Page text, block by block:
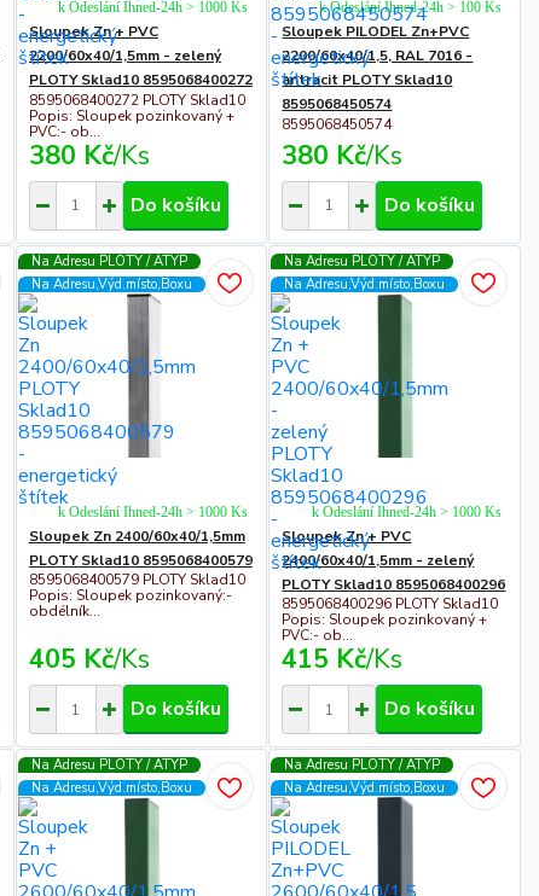
Sloupek Zn + PVC
2200/60x40/1,5mm - zelený
PLOTY Sklad10 8595068400272
8595068400272 PLOTY Sklad10
Popis: Sloupek pozinkovaný +
PVC:- ob...
380 Kč/Ks
k Odeslání Ihned-24h > 1000 Ks
Do košíku
Sloupek PILODEL Zn+PVC
2200/60x40/1,5, RAL 7016 -
antracit PLOTY Sklad10
8595068450574
8595068450574
380 Kč/Ks
k Odeslání Ihned-24h > 100 Ks
Do košíku
Na Adresu PLOTY / ATYP
Na Adresu,Výd.místo,Boxu
Sloupek Zn 2400/60x40/1,5mm
PLOTY Sklad10 8595068400579
8595068400579 PLOTY Sklad10
Popis: Sloupek pozinkovaný:-
obdélník...
405 Kč/Ks
k Odeslání Ihned-24h > 1000 Ks
Do košíku
Na Adresu PLOTY / ATYP
Na Adresu,Výd.místo,Boxu
Sloupek Zn + PVC
2400/60x40/1,5mm - zelený
PLOTY Sklad10 8595068400296
8595068400296 PLOTY Sklad10
Popis: Sloupek pozinkovaný +
PVC:- ob...
415 Kč/Ks
k Odeslání Ihned-24h > 1000 Ks
Do košíku
Na Adresu PLOTY / ATYP
Na Adresu,Výd.místo,Boxu
Na Adresu PLOTY / ATYP
Na Adresu,Výd.místo,Boxu